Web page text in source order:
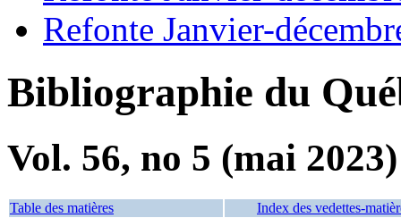
Refonte Janvier-
Bibliographie du
Vol. 56, no 5 (mai 2023)
Table des matières Index des vedettes-